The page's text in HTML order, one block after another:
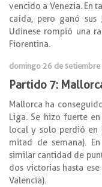
vencido a Venezia. En
caída, pero ganó sus
Udinese rompió una
Fiorentina.
domingo 26 de setiembre
Partido 7:
Mallorca ha
Liga. Se hizo fuerte
local y solo perdió en
mitad de semana).
similar cantidad de
dos victorias hasta
Valencia).